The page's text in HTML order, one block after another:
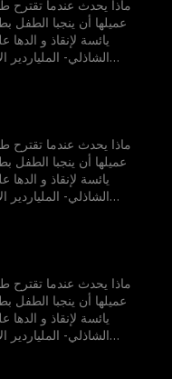
ماذا يحدث عندما تقترح
عميلها أن ينجبا الطفل
يائسة لإنقاذ و
الشاذلي-
ماذا يحدث عندما تقترح
عميلها أن ينجبا الطفل
يائسة لإنقاذ و
الشاذلي-
ماذا يحدث عندما تقترح
عميلها أن ينجبا الطفل
يائسة لإنقاذ و
الشاذلي-